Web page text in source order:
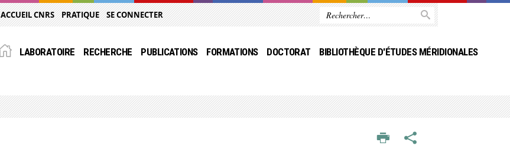
ACCUEIL CNRS PRATIQUE SE CONNECTER
LABORATOIRE RECHERCHE PUBLICATIONS FORMATIONS DOCTORAT BIBLIOTHÈQUE D'ÉTUDES MÉRIDIONALES